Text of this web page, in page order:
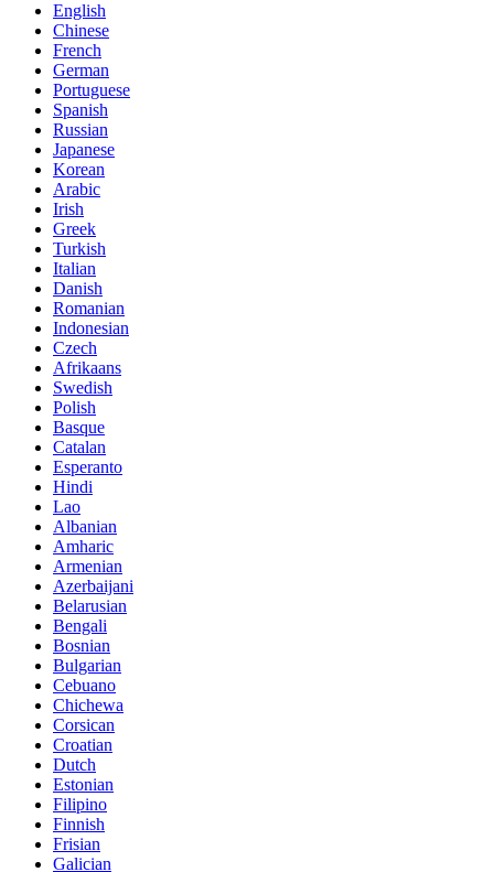
English
Chinese
French
German
Portuguese
Spanish
Russian
Japanese
Korean
Arabic
Irish
Greek
Turkish
Italian
Danish
Romanian
Indonesian
Czech
Afrikaans
Swedish
Polish
Basque
Catalan
Esperanto
Hindi
Lao
Albanian
Amharic
Armenian
Azerbaijani
Belarusian
Bengali
Bosnian
Bulgarian
Cebuano
Chichewa
Corsican
Croatian
Dutch
Estonian
Filipino
Finnish
Frisian
Galician